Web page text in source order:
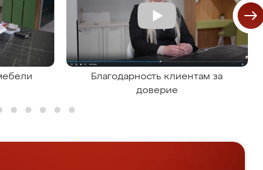
Благодарность клиентам за
доверие